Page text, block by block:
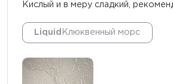
Кислый и в меру сладкий,
Liquid Клюквенный морс